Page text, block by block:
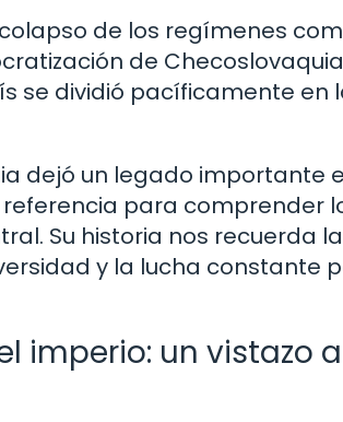
de los regímenes
de Checoslovaquia.
se dividió pacíficamente en
dejó un legado importante
para comprender
Su historia nos recuerda
y la lucha constante
imperio: un vistazo a